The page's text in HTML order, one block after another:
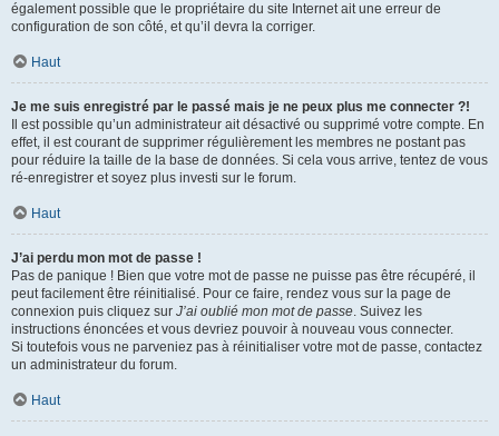
également possible que le propriétaire du site Internet ait une erreur de
configuration de son côté, et qu’il devra la corriger.
Haut
Je me suis enregistré par le passé mais je ne peux plus me connecter ?!
Il est possible qu’un administrateur ait désactivé ou supprimé votre compte. En
effet, il est courant de supprimer régulièrement les membres ne postant pas
pour réduire la taille de la base de données. Si cela vous arrive, tentez de vous
ré-enregistrer et soyez plus investi sur le forum.
Haut
J’ai perdu mon mot de passe !
Pas de panique ! Bien que votre mot de passe ne puisse pas être récupéré, il
peut facilement être réinitialisé. Pour ce faire, rendez vous sur la page de
connexion puis cliquez sur J’ai oublié mon mot de passe. Suivez les
instructions énoncées et vous devriez pouvoir à nouveau vous connecter.
Si toutefois vous ne parveniez pas à réinitialiser votre mot de passe, contactez
un administrateur du forum.
Haut